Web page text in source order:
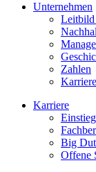
Unternehmen
Zahlen
Karriere
Karriere
Big
Offene